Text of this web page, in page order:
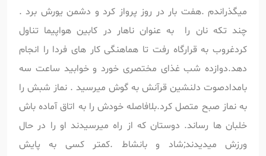
میگذراندم .هفت بار در روز پرواز کرد و دشمن یورش برد .
چند تکه نان را به عنوان ناهار در کابین هواپیما تناول
کردغروب به قرارگاه رفت تا هماهنگی کار های فردا را انجام
دهد.دوازده شب غذای مختصری خورد و خوابید ساعت سه
بامدادصوت دلنشین قرآنش به گوش میرسید . نماز شبش را
به نماز صبح متصل کرد.بلافاصله خودش را به اتاق آماده باش
خلبان ها رساند. دوستان که از راه میرسیدند او را در حال
ورزش میدیدند;شاد و بانشاط .کمتر کسی به پایش